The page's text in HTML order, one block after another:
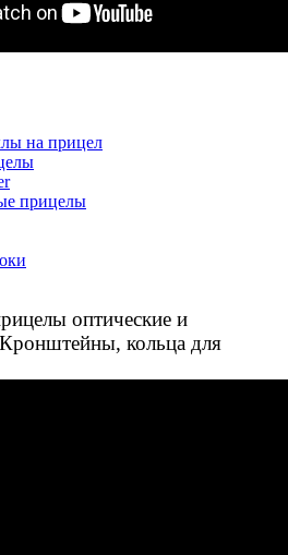
на прицел
прицелы
оптические и
кольца для